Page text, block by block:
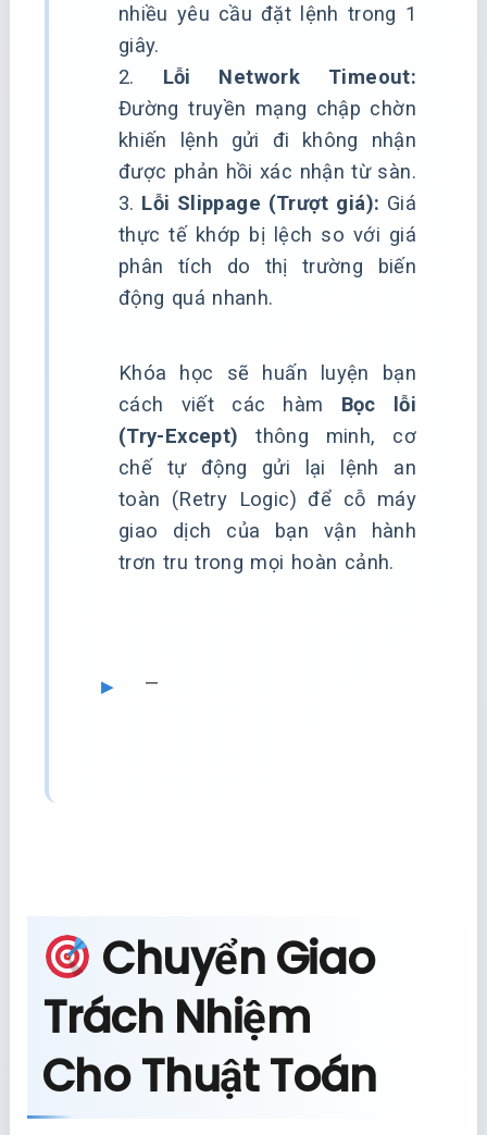
nhiều yêu cầu đặt lệnh trong 1
giây.
2. Lỗi Network Timeout:
Đường truyền mạng chập chờn
khiến lệnh gửi đi không nhận
được phản hồi xác nhận từ sàn.
3. Lỗi Slippage (Trượt giá): Giá
thực tế khớp bị lệch so với giá
phân tích do thị trường biến
động quá nhanh.
Khóa học sẽ huấn luyện bạn
cách viết các hàm Bọc lỗi
(Try-Except) thông minh, cơ
chế tự động gửi lại lệnh an
toàn (Retry Logic) để cỗ máy
giao dịch của bạn vận hành
trơn tru trong mọi hoàn cảnh.
—
Chuyển Giao
Trách Nhiệm
Cho Thuật Toán